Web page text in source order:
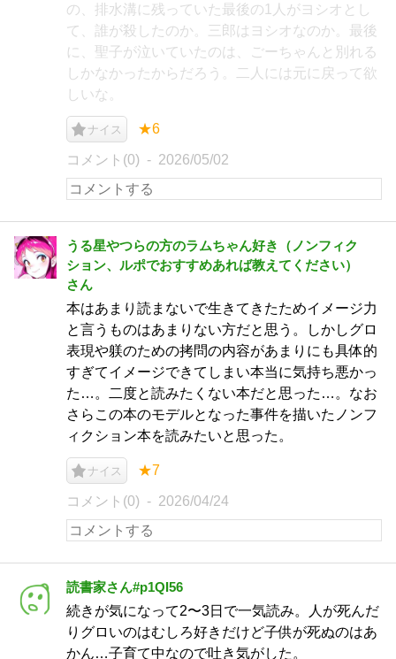
の、排水溝に残っていた最後の1人がヨシオとし
て、誰が殺したのか。三郎はヨシオなのか。最後
に、聖子が泣いていたのは、ごーちゃんと別れる
しかなかったからだろう。二人には元に戻って欲
しいな。
ナイス ★6
コメント(0) 2026/05/02
うる星やつらの方のラムちゃん好き（ノンフィク
ション、ルポでおすすめあれば教えてください）
さん
本はあまり読まないで生きてきたためイメージ力
と言うものはあまりない方だと思う。しかしグロ
表現や躾のための拷問の内容があまりにも具体的
すぎてイメージできてしまい本当に気持ち悪かっ
た…。二度と読みたくない本だと思った…。なお
さらこの本のモデルとなった事件を描いたノンフ
ィクション本を読みたいと思った。
ナイス ★7
コメント(0) 2026/04/24
読書家さん#p1QI56
続きが気になって2〜3日で一気読み。人が死んだ
りグロいのはむしろ好きだけど子供が死ぬのはあ
かん…子育て中なので吐き気がした。